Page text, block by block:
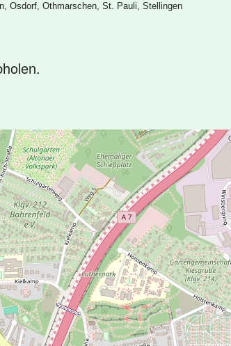
Osdorf, Othmarschen, St. Pauli, Stellingen